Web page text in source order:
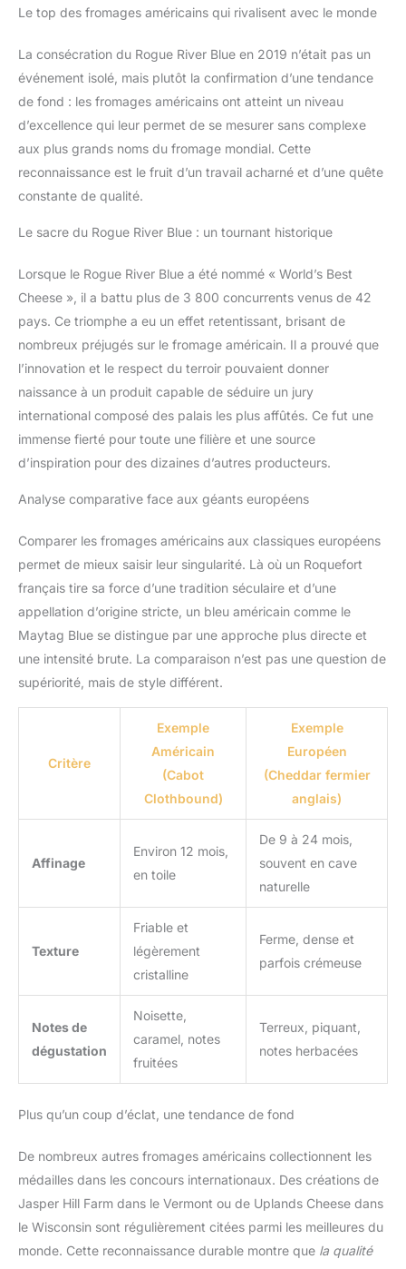
Le top des fromages américains qui rivalisent avec le monde
La consécration du Rogue River Blue en 2019 n’était pas un
événement isolé, mais plutôt la confirmation d’une tendance
de fond : les fromages américains ont atteint un niveau
d’excellence qui leur permet de se mesurer sans complexe
aux plus grands noms du fromage mondial. Cette
reconnaissance est le fruit d’un travail acharné et d’une quête
constante de qualité.
Le sacre du Rogue River Blue : un tournant historique
Lorsque le Rogue River Blue a été nommé « World’s Best
Cheese », il a battu plus de 3 800 concurrents venus de 42
pays. Ce triomphe a eu un effet retentissant, brisant de
nombreux préjugés sur le fromage américain. Il a prouvé que
l’innovation et le respect du terroir pouvaient donner
naissance à un produit capable de séduire un jury
international composé des palais les plus affûtés. Ce fut une
immense fierté pour toute une filière et une source
d’inspiration pour des dizaines d’autres producteurs.
Analyse comparative face aux géants européens
Comparer les fromages américains aux classiques européens
permet de mieux saisir leur singularité. Là où un Roquefort
français tire sa force d’une tradition séculaire et d’une
appellation d’origine stricte, un bleu américain comme le
Maytag Blue se distingue par une approche plus directe et
une intensité brute. La comparaison n’est pas une question de
supériorité, mais de style différent.
Critère
Exemple
Américain
(Cabot
Clothbound)
Exemple
Européen
(Cheddar fermier
anglais)
Affinage
Environ 12 mois,
en toile
De 9 à 24 mois,
souvent en cave
naturelle
Texture
Friable et
légèrement
cristalline
Ferme, dense et
parfois crémeuse
Notes de
dégustation
Noisette,
caramel, notes
fruitées
Terreux, piquant,
notes herbacées
Plus qu’un coup d’éclat, une tendance de fond
De nombreux autres fromages américains collectionnent les
médailles dans les concours internationaux. Des créations de
Jasper Hill Farm dans le Vermont ou de Uplands Cheese dans
le Wisconsin sont régulièrement citées parmi les meilleures du
monde. Cette reconnaissance durable montre que la qualité